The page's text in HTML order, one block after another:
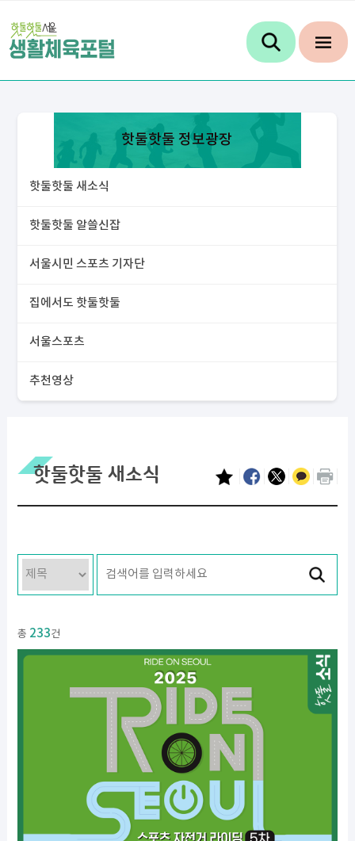
핫둘핫둘 정보광장
핫둘핫둘 새소식
핫둘핫둘 알쓸신잡
서울시민 스포츠 기자단
집에서도 핫둘핫둘
서울스포츠
추천영상
핫둘핫둘 새소식
총 233건